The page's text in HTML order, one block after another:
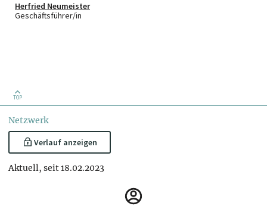
Herfried Neumeister
Geschäftsführer/in
TOP
Netzwerk
Verlauf anzeigen
Aktuell, seit 18.02.2023